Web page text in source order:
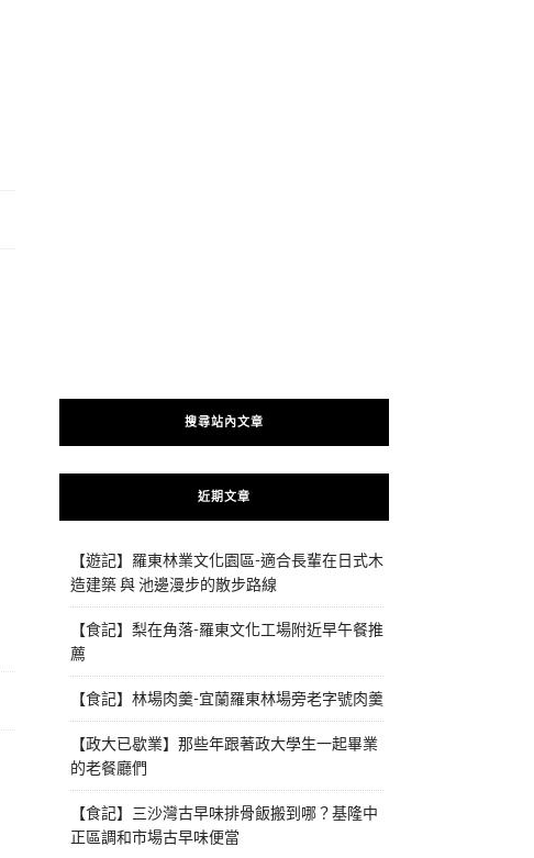
搜尋站內文章
近期文章
【遊記】羅東林業文化園區-適合長輩在日式木
造建築 與 池邊漫步的散步路線
【食記】梨在角落-羅東文化工場附近早午餐推
薦
【食記】林場肉羹-宜蘭羅東林場旁老字號肉羹
【政大已歇業】那些年跟著政大學生一起畢業
的老餐廳們
【食記】三沙灣古早味排骨飯搬到哪？基隆中
正區調和市場古早味便當